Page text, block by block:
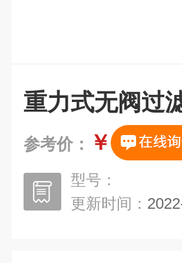
重力式无阀过
参考价： ￥
型号：
更新时间：